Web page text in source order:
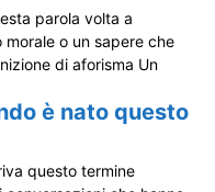
parola volta a
o un sapere che
di aforisma Un
è nato questo
questo termine